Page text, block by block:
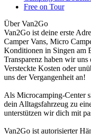
Free on Tour
Über Van2Go
Van2Go ist deine erste
Camper Vans, Micro
Konditionen in Singen am
Transparenz haben wir uns
Versteckte Kosten oder
uns der Vergangenheit an!
Als Microcamping-Center
dein Alltagsfahrzeug zu
unterstützen wir dich mit
Van2Go ist autorisierter